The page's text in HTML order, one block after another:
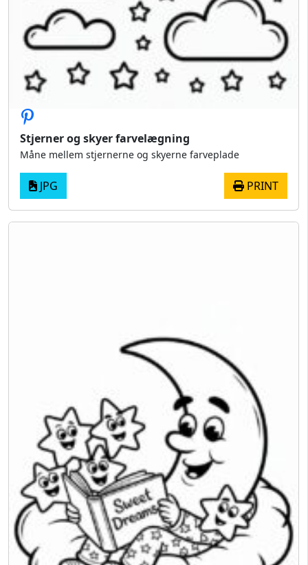
Stjerner og skyer farvelægning
Måne mellem stjernerne og skyerne farveplade
JPG PRINT